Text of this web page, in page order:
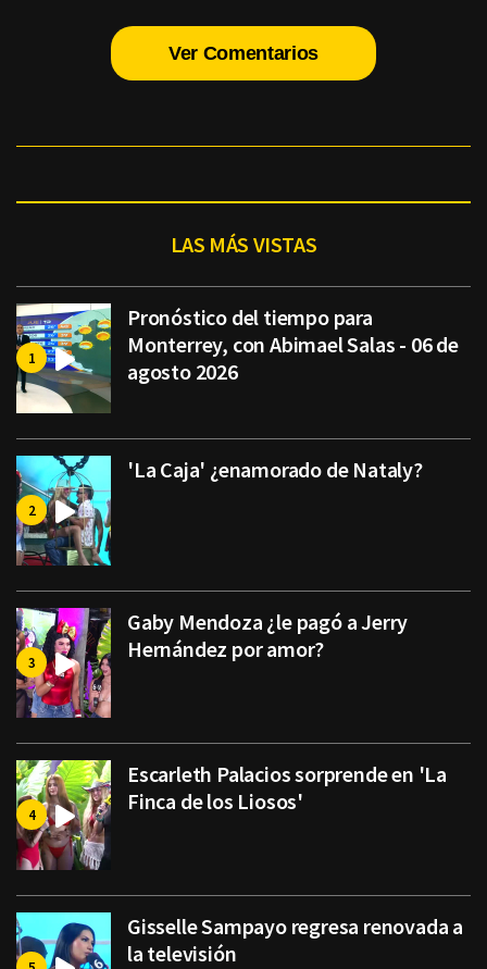
Ver Comentarios
LAS MÁS VISTAS
Pronóstico del tiempo para
Monterrey, con Abimael Salas - 06 de
agosto 2026
'La Caja' ¿enamorado de Nataly?
Gaby Mendoza ¿le pagó a Jerry
Hernández por amor?
Escarleth Palacios sorprende en 'La
Finca de los Liosos'
Gisselle Sampayo regresa renovada a
la televisión